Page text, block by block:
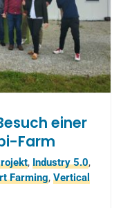
einer
Farm
, Industry 5.0,
Farming, Vertical